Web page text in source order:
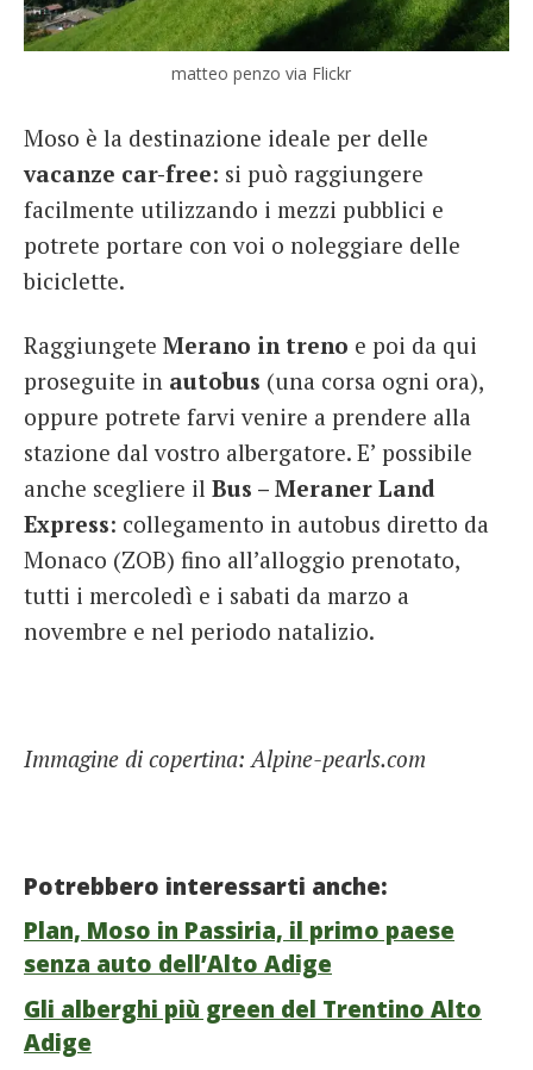
matteo penzo via Flickr
Moso è la destinazione ideale per delle
vacanze car-free: si può raggiungere
facilmente utilizzando i mezzi pubblici e
potrete portare con voi o noleggiare delle
biciclette.
Raggiungete Merano in treno e poi da qui
proseguite in autobus (una corsa ogni ora),
oppure potrete farvi venire a prendere alla
stazione dal vostro albergatore. E’ possibile
anche scegliere il Bus – Meraner Land
Express: collegamento in autobus diretto da
Monaco (ZOB) fino all’alloggio prenotato,
tutti i mercoledì e i sabati da marzo a
novembre e nel periodo natalizio.
Immagine di copertina: Alpine-pearls.com
Potrebbero interessarti anche:
Plan, Moso in Passiria, il primo paese
senza auto dell’Alto Adige
Gli alberghi più green del Trentino Alto
Adige